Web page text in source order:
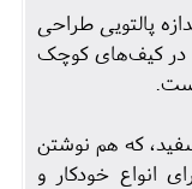
پالتویی طراحی
در کیف‌های کوچک
تحریر 70 گرم سفید، که هم نوشتن
انواع خودکار و